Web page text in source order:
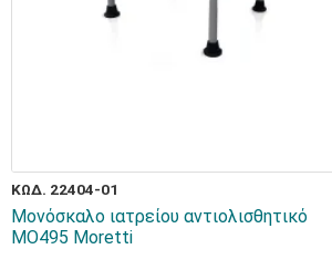
ΚΩΔ. 22404-01
Μονόσκαλο ιατρείου αντιολισθητικό
MO495 Moretti